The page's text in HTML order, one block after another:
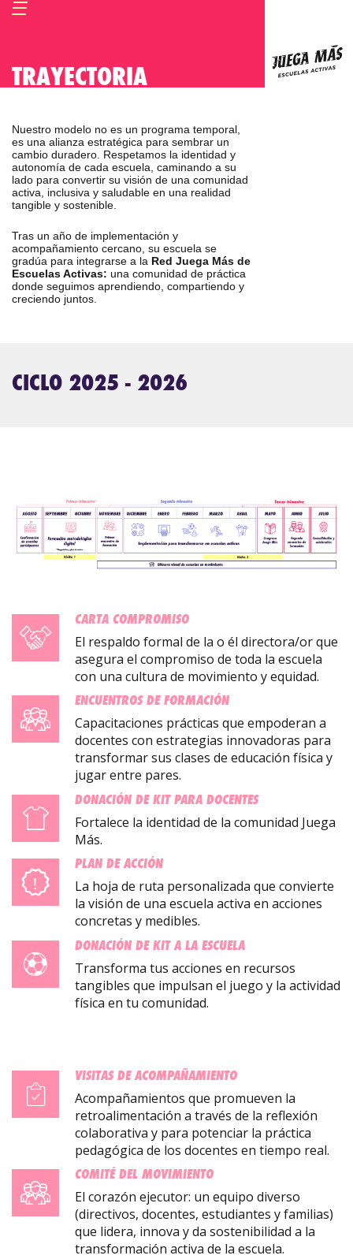
TRAYECTORIA
Nuestro modelo no es un programa temporal,
es una alianza estratégica para sembrar un
cambio duradero. Respetamos la identidad y
autonomía de cada escuela, caminando a su
lado para convertir su visión de una comunidad
activa, inclusiva y saludable en una realidad
tangible y sostenible.
Tras un año de implementación y
acompañamiento cercano, su escuela se
gradúa para integrarse a la Red Juega Más de
Escuelas Activas: una comunidad de práctica
donde seguimos aprendiendo, compartiendo y
creciendo juntos.
CICLO 2025 - 2026
CARTA COMPROMISO
El respaldo formal de la o él directora/or que
asegura el compromiso de toda la escuela
con una cultura de movimiento y equidad.
ENCUENTROS DE FORMACIÓN
Capacitaciones prácticas que empoderan a
docentes con estrategias innovadoras para
transformar sus clases de educación física y
jugar entre pares.
DONACIÓN DE KIT PARA DOCENTES
Fortalece la identidad de la comunidad Juega
Más.
PLAN DE ACCIÓN
La hoja de ruta personalizada que convierte
la visión de una escuela activa en acciones
concretas y medibles.
DONACIÓN DE KIT A LA ESCUELA
Transforma tus acciones en recursos
tangibles que impulsan el juego y la actividad
física en tu comunidad.
VISITAS DE ACOMPAÑAMIENTO
Acompañamientos que promueven la
retroalimentación a través de la reflexión
colaborativa y para potenciar la práctica
pedagógica de los docentes en tiempo real.
COMITÉ DEL MOVIMIENTO
El corazón ejecutor: un equipo diverso
(directivos, docentes, estudiantes y familias)
que lidera, innova y da sostenibilidad a la
transformación activa de la escuela.